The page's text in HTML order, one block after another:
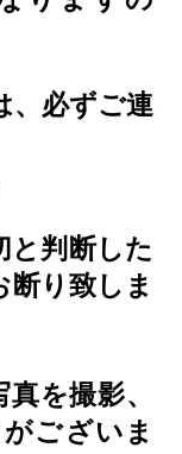
、必ずご連
と判断した
断り致しま
を撮影、
ございま